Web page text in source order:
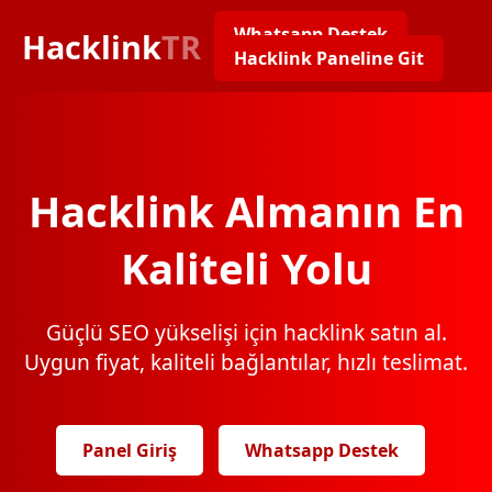
HacklinkTR
Whatsapp Destek
Hacklink Paneline Git
Hacklink Almanın En
Kaliteli Yolu
Güçlü SEO yükselişi için hacklink satın al.
Uygun fiyat, kaliteli bağlantılar, hızlı teslimat.
Panel Giriş Whatsapp Destek